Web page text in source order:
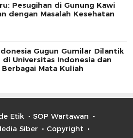
Pesugihan di Gunung Kawi
dengan Masalah Kesehatan
Gugun Gumilar Dilantik
di Universitas Indonesia dan
Mata Kuliah
Etik
SOP Wartawan
Siber
Copyright